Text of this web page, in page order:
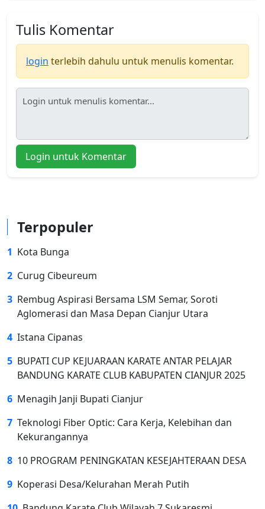
Tulis Komentar
login terlebih dahulu untuk menulis komentar.
Login untuk Komentar
Terpopuler
1 Kota Bunga
2 Curug Cibeureum
3 Rembug Aspirasi Bersama LSM Semar, Soroti
Aglomerasi dan Masa Depan Cianjur Utara
4 Istana Cipanas
5 BUPATI CUP KEJUARAAN KARATE ANTAR PELAJAR
BANDUNG KARATE CLUB KABUPATEN CIANJUR 2025
6 Menagih Janji Bupati Cianjur
7 Teknologi Fiber Optic: Cara Kerja, Kelebihan dan
Kekurangannya
8 10 PROGRAM PENINGKATAN KESEJAHTERAAN DESA
9 Koperasi Desa/Kelurahan Merah Putih